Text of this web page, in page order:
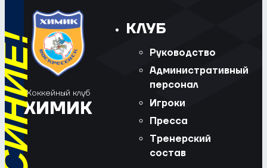
Хоккейный клуб
ХИМИК
КЛУБ
Руководство
Административный
персонал
Игроки
Пресса
Тренерский
состав